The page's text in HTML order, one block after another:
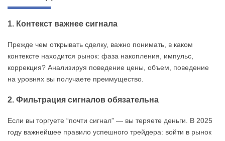
1. Контекст важнее сигнала
Прежде чем открывать сделку, важно понимать, в каком
контексте находится рынок: фаза накопления, импульс,
коррекция? Анализируя поведение цены, объем, поведение
на уровнях вы получаете преимущество.
2. Фильтрация сигналов обязательна
Если вы торгуете “почти сигнал” — вы теряете деньги. В 2025
году важнейшее правило успешного трейдера: войти в рынок